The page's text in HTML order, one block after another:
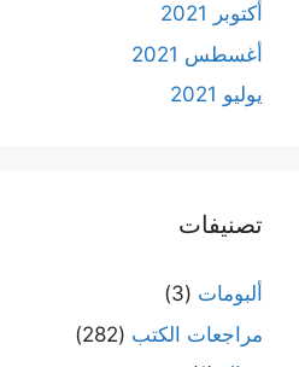
أكتوبر 2021
أغسطس 2021
يوليو 2021
تصنيفات
ألبومات (3)
مراجعات الكتب (282)